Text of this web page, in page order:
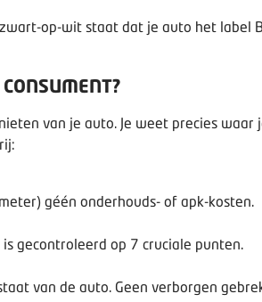
op-wit staat dat je auto het label
van je auto. Je weet precies
géén onderhouds- of apk-kosten.
gecontroleerd op 7 cruciale punten.
van de auto. Geen verborgen